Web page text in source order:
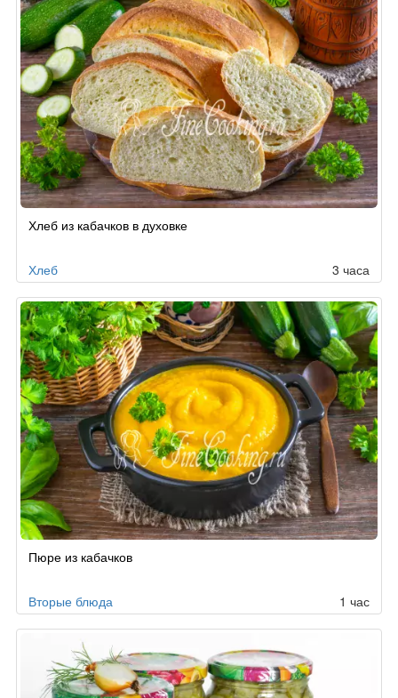
Хлеб из кабачков в духовке
Хлеб 3 часа
Пюре из кабачков
Вторые блюда 1 час